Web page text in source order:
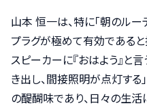
山本 恒一は、特に「朝のルー
プラグが極めて有効であると
スピーカーに『おはよう』と
き出し、間接照明が点灯する
の醍醐味であり、日々の生